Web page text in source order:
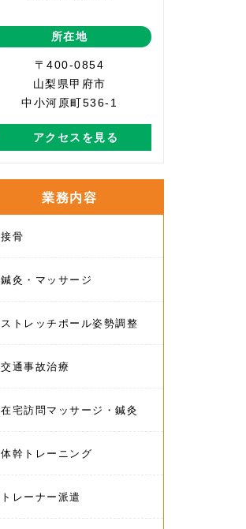
所在地
〒400-0854
山梨県甲府市
中小河原町536-1
アクセスを見る
業務内容
接骨
鍼灸・マッサージ
ストレッチポール姿勢調整
交通事故治療
在宅訪問マッサージ・鍼灸
体幹トレーニング
トレーナー派遣